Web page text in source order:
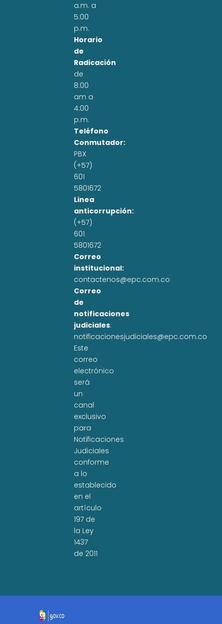
a.m. a
5:00
p.m.
Horario
de
Radicación
de
8:00
am a
4:00
p.m.
Teléfono
Conmutador:
PBX
(+57)
601
5801672
Linea
anticorrupción:
(+57)
601
5801672
Correo
institucional:
contactenos@epc.com.co
Correo
de
notificaciones
judiciales:
notificacionesjudiciales@epc.com.co
Este
correo
electrónico
será
un
canal
exclusivo
para
Notificaciones
Judiciales
conforme
a lo
establecido
en el
artículo
197 de
la Ley
1437
de 2011